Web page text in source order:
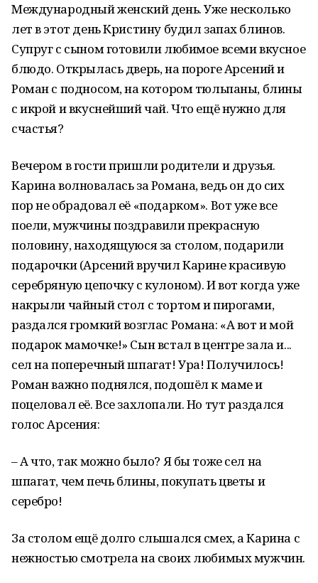
Международный женский день. Уже несколько
лет в этот день Кристину будил запах блинов.
Супруг с сыном готовили любимое всеми вкусное
блюдо. Открылась дверь, на пороге Арсений и
Роман с подносом, на котором тюльпаны, блины
с икрой и вкуснейший чай. Что ещё нужно для
счастья?
Вечером в гости пришли родители и друзья.
Карина волновалась за Романа, ведь он до сих
пор не обрадовал её «подарком». Вот уже все
поели, мужчины поздравили прекрасную
половину, находящуюся за столом, подарили
подарочки (Арсений вручил Карине красивую
серебряную цепочку с кулоном). И вот когда уже
накрыли чайный стол с тортом и пирогами,
раздался громкий возглас Романа: «А вот и мой
подарок мамочке!» Сын встал в центре зала и...
сел на поперечный шпагат! Ура! Получилось!
Роман важно поднялся, подошёл к маме и
поцеловал её. Все захлопали. Но тут раздался
голос Арсения:
– А что, так можно было? Я бы тоже сел на
шпагат, чем печь блины, покупать цветы и
серебро!
За столом ещё долго слышался смех, а Карина с
нежностью смотрела на своих любимых мужчин.